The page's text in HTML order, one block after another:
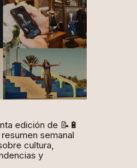
edición de 📝🔋
resumen semanal
cultura,
y